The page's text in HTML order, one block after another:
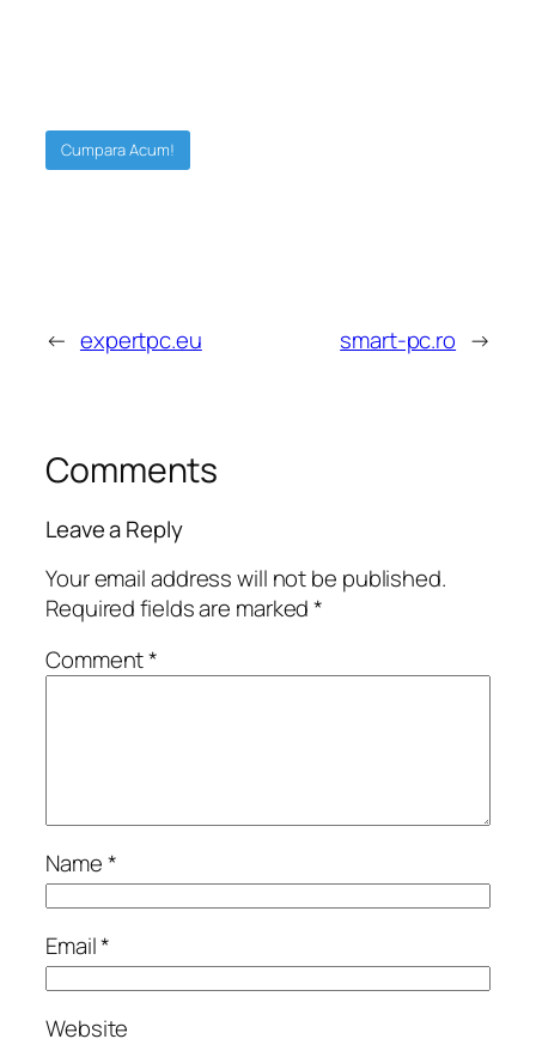
Cumpara Acum!
← expertpc.eu smart-pc.ro →
Comments
Leave a Reply
Your email address will not be published.
Required fields are marked*
Comment*
Name*
Email*
Website